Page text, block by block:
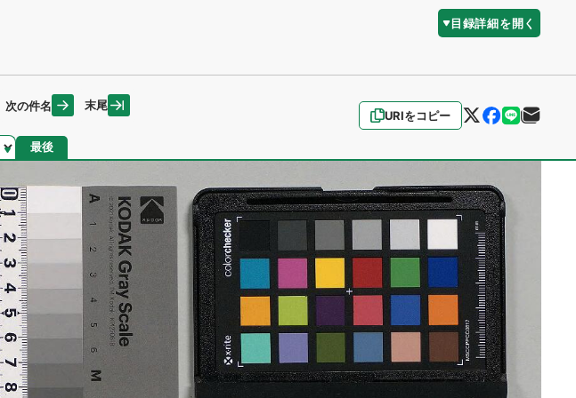
目録詳細を開く
URIをコピー
次の件名 末尾
最後